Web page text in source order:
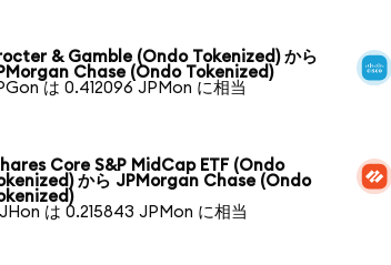
& Gamble (Ondo Tokenized) から
Chase (Ondo Tokenized)
は 0.412096 JPMon に相当
Core S&P MidCap ETF (Ondo
から JPMorgan Chase (Ondo
は 0.215843 JPMon に相当